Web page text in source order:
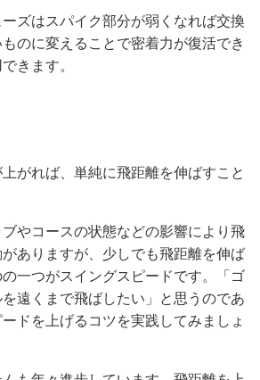
ズはスパイク部分が弱くなれば交換
のに変えることで密着力が復活でき
きます。
がれば、単純に飛距離を伸ばすこと
やコースの状態などの影響により飛
ありますが、少しでも飛距離を伸ば
一つがスイングスピードです。「ゴ
遠くまで飛ばしたい」と思うのであ
ドを上げるコツを実践してみましょ